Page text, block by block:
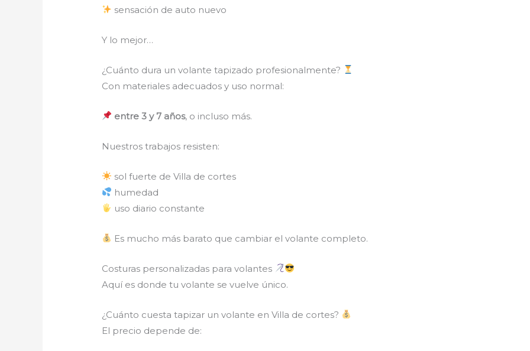
sensación de auto nuevo
Y lo mejor…
¿Cuánto dura un volante tapizado profesionalmente?
Con materiales adecuados y uso normal:
entre 3 y 7 años, o incluso más.
Nuestros trabajos resisten:
sol fuerte de Villa de cortes
humedad
uso diario constante
Es mucho más barato que cambiar el volante completo.
Costuras personalizadas para volantes
Aquí es donde tu volante se vuelve único.
¿Cuánto cuesta tapizar un volante en Villa de cortes?
El precio depende de: